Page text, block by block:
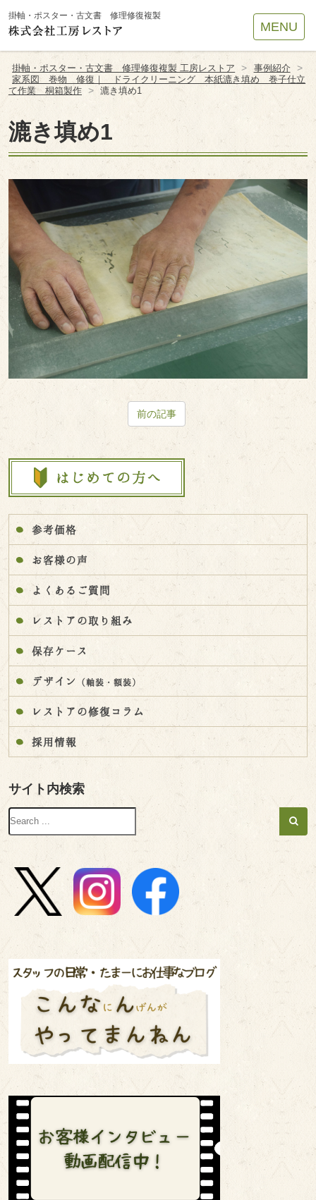
掛軸・ポスター・古文書 修理修復複製
MENU
掛軸・ポスター・古文書 修理修復複製 工房レストア > 事例紹介 >
家系図 巻物 修復｜ ドライクリーニング 本紙漉き填め 巻子仕立
て作業 桐箱製作 > 漉き填め1
漉き填め1
前の記事
参考価格
お客様の声
よくあるご質問
レストアの取り組み
保存ケース
デザイン （軸装・額装）
レストアの修復コラム
採用情報
サイト内検索
Site
Footer